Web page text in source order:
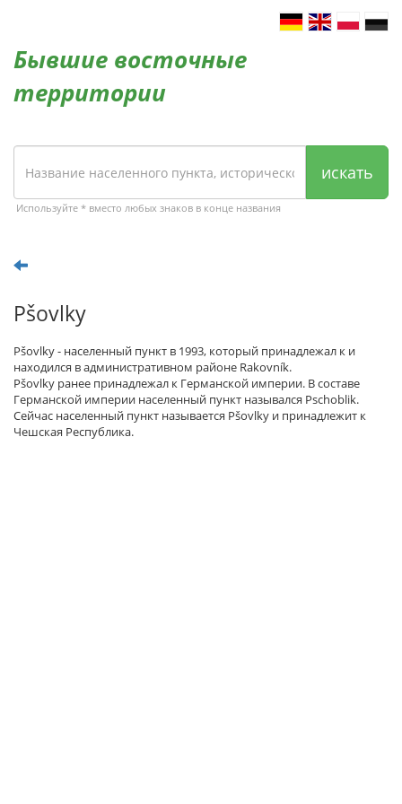
Бывшие восточные
территории
искать
Используйте * вместо любых знаков в конце названия
Pšovlky
Pšovlky - населенный пункт в 1993, который принадлежал к и
находился в административном районе Rakovník.
Pšovlky ранее принадлежал к Германской империи. В составе
Германской империи населенный пункт назывался Pschoblik.
Сейчас населенный пункт называется Pšovlky и принадлежит к
Чешская Республика.